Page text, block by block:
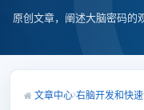
原创文章，阐述大脑密码的
文章中心 右脑开发和快